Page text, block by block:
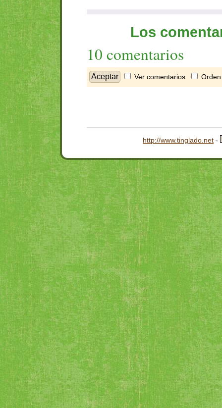
Los
10 comentarios
Ver comentarios
http://www.tinglado.net -